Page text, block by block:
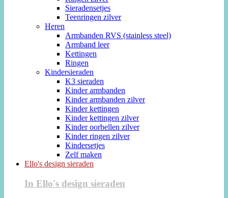
Sieradensetjes
Teenringen zilver
Heren
Armbanden RVS (stainless steel)
Armband leer
Kettingen
Ringen
Kindersieraden
K3 sieraden
Kinder armbanden
Kinder armbanden zilver
Kinder kettingen
Kinder kettingen zilver
Kinder oorbellen zilver
Kinder ringen zilver
Kindersetjes
Zelf maken
Ello's design sieraden
In Ello's design sieraden